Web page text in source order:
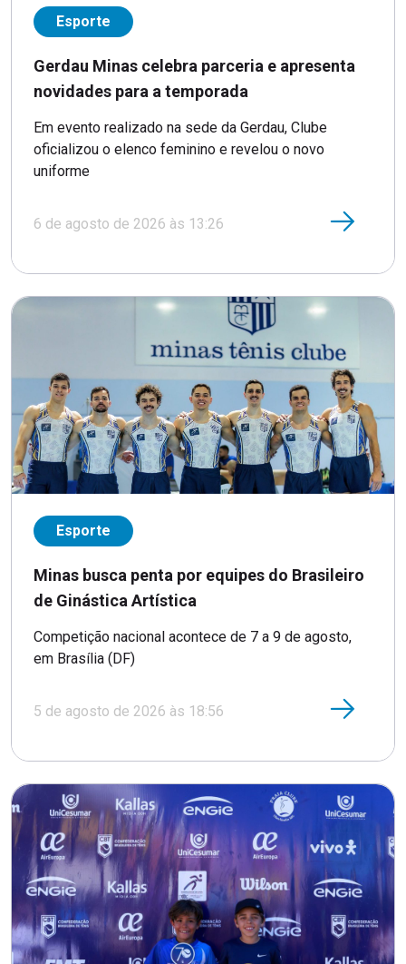
Esporte
Gerdau Minas celebra parceria e apresenta
novidades para a temporada
Em evento realizado na sede da Gerdau, Clube
oficializou o elenco feminino e revelou o novo
uniforme
6 de agosto de 2026 às 13:26
Esporte
Minas busca penta por equipes do Brasileiro
de Ginástica Artística
Competição nacional acontece de 7 a 9 de agosto,
em Brasília (DF)
5 de agosto de 2026 às 18:56